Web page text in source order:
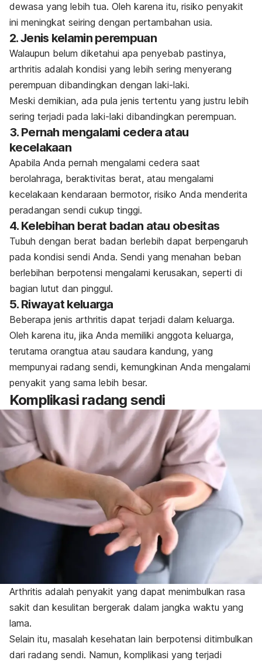
dewasa yang lebih tua. Oleh karena itu, risiko penyakit
ini meningkat seiring dengan pertambahan usia.
2. Jenis kelamin perempuan
Walaupun belum diketahui apa penyebab pastinya,
arthritis adalah kondisi yang lebih sering menyerang
perempuan dibandingkan dengan laki-laki.
Meski demikian, ada pula jenis tertentu yang justru lebih
sering terjadi pada laki-laki dibandingkan perempuan.
3. Pernah mengalami cedera atau
kecelakaan
Apabila Anda pernah mengalami cedera saat
berolahraga, beraktivitas berat, atau mengalami
kecelakaan kendaraan bermotor, risiko Anda menderita
peradangan sendi cukup tinggi.
4. Kelebihan berat badan atau obesitas
Tubuh dengan berat badan berlebih dapat berpengaruh
pada kondisi sendi Anda. Sendi yang menahan beban
berlebihan berpotensi mengalami kerusakan, seperti di
bagian lutut dan pinggul.
5. Riwayat keluarga
Beberapa jenis arthritis dapat terjadi dalam keluarga.
Oleh karena itu, jika Anda memiliki anggota keluarga,
terutama orangtua atau saudara kandung, yang
mempunyai radang sendi, kemungkinan Anda mengalami
penyakit yang sama lebih besar.
Komplikasi radang sendi
Arthritis adalah penyakit yang dapat menimbulkan rasa
sakit dan kesulitan bergerak dalam jangka waktu yang
lama.
Selain itu, masalah kesehatan lain berpotensi ditimbulkan
dari radang sendi. Namun, komplikasi yang terjadi